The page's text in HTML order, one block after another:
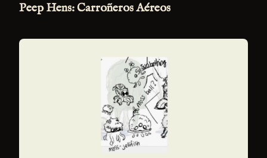
Peep Hens: Carroñeros Aéreos